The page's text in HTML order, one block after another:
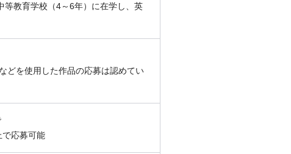
等教育学校（4～6年）に在学し、英
どを使用した作品の応募は認めてい
で応募可能